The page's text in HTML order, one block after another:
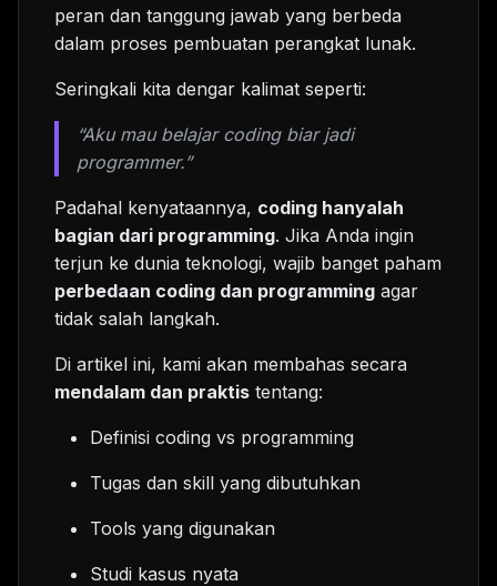
peran dan tanggung jawab yang berbeda
dalam proses pembuatan perangkat lunak.
Seringkali kita dengar kalimat seperti:
“Aku mau belajar coding biar jadi
programmer.”
Padahal kenyataannya, coding hanyalah
bagian dari programming. Jika Anda ingin
terjun ke dunia teknologi, wajib banget paham
perbedaan coding dan programming agar
tidak salah langkah.
Di artikel ini, kami akan membahas secara
mendalam dan praktis tentang:
Definisi coding vs programming
Tugas dan skill yang dibutuhkan
Tools yang digunakan
Studi kasus nyata